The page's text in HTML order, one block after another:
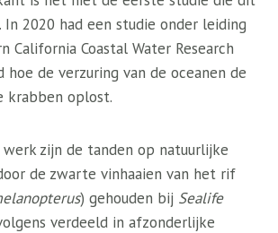
2020 had een studie onder leiding
California Coastal Water Research
hoe de verzuring van de oceanen de
krabben oplost.
zijn de tanden op natuurlijke
de zwarte vinhaaien van het rif
) gehouden bij Sealife
verdeeld in afzonderlijke